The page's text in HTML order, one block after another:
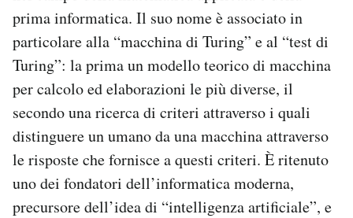
CALENDARIO
AREA PERSONALE
Area Personale
Notifiche mobile
Regala il Post
Hai bisogno di aiuto?
Esci
prima informatica. Il suo nome è associato in
particolare alla “macchina di Turing” e al “test di
Turing”: la prima un modello teorico di macchina
per calcolo ed elaborazioni le più diverse, il
secondo una ricerca di criteri attraverso i quali
distinguere un umano da una macchina attraverso
le risposte che fornisce a questi criteri. È ritenuto
uno dei fondatori dell’informatica moderna,
precursore dell’idea di “intelligenza artificiale”, e